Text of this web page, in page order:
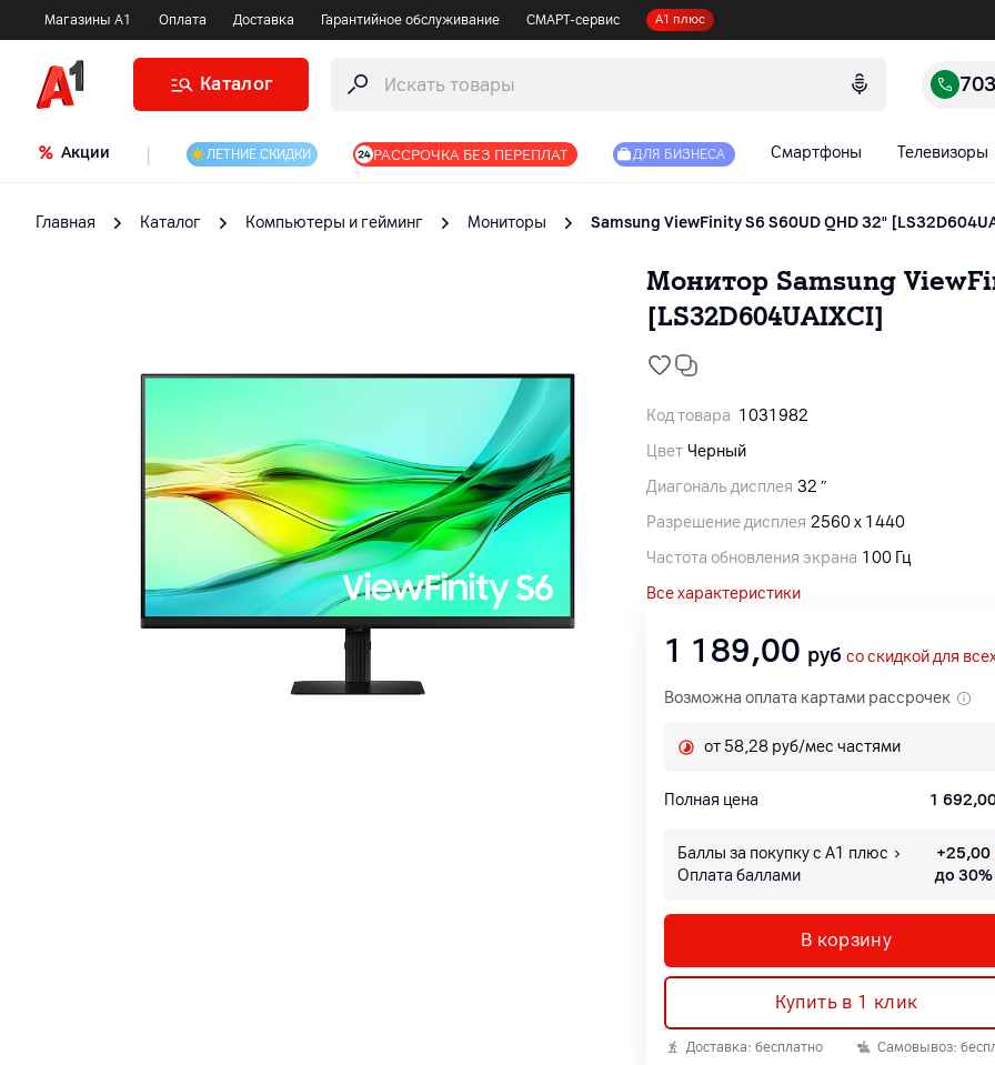
Магазины А1 Оплата Доставка Гарантийное обслуживание СМАРТ-сервис А1 плюс
Каталог
Акции ЛЕТНИЕ СКИДКИ РАССРОЧКА БЕЗ ПЕРЕПЛАТ ДЛЯ БИЗНЕСА Смартфоны Телевизоры
Главная Каталог Компьютеры и гейминг Мониторы Samsung ViewFinity S6 S60UD QHD 32"
Монитор Samsung
[LS32D604UAIXCI]
Код товара 1031982
Цвет Черный
Диагональ дисплея 32 ″
Разрешение дисплея 2560 x 1440
Частота обновления экрана 100 Гц
Все характеристики
1 189,00 руб со скидкой для
Возможна оплата картами рассрочек
от 58,28 руб/мес частями
Полная цена 1
Баллы за покупку с А1 плюс +25,00
Оплата баллами
до 30%
В корзину
Купить в 1 клик
Доставка: бесплатно Самовывоз: